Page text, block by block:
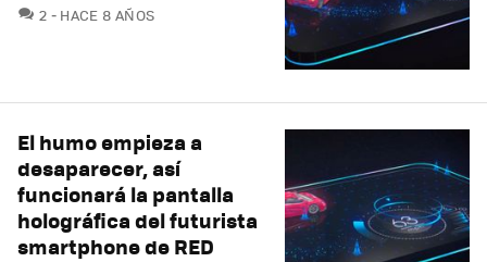
2 COMENTARIOS
HACE 8 AÑOS
El humo empieza a
desaparecer, así
funcionará la pantalla
holográfica del futurista
smartphone de RED